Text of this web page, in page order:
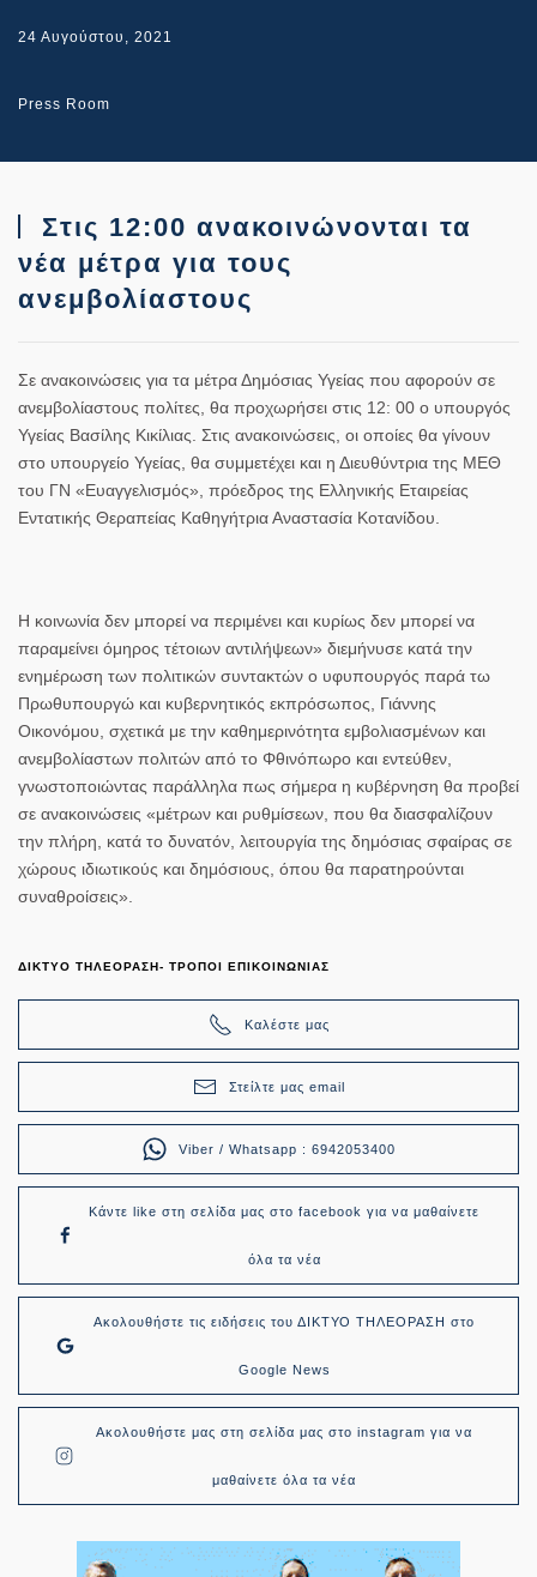
24 Αυγούστου, 2021
Press Room
Στις 12:00 ανακοινώνονται τα
νέα μέτρα για τους
ανεμβολίαστους
Σε ανακοινώσεις για τα μέτρα Δημόσιας Υγείας που αφορούν σε
ανεμβολίαστους πολίτες, θα προχωρήσει στις 12: 00 ο υπουργός
Υγείας Βασίλης Κικίλιας. Στις ανακοινώσεις, οι οποίες θα γίνουν
στο υπουργείο Υγείας, θα συμμετέχει και η Διευθύντρια της ΜΕΘ
του ΓΝ «Ευαγγελισμός», πρόεδρος της Ελληνικής Εταιρείας
Εντατικής Θεραπείας Καθηγήτρια Αναστασία Κοτανίδου.
Η κοινωνία δεν μπορεί να περιμένει και κυρίως δεν μπορεί να
παραμείνει όμηρος τέτοιων αντιλήψεων» διεμήνυσε κατά την
ενημέρωση των πολιτικών συντακτών ο υφυπουργός παρά τω
Πρωθυπουργώ και κυβερνητικός εκπρόσωπος, Γιάννης
Οικονόμου, σχετικά με την καθημερινότητα εμβολιασμένων και
ανεμβολίαστων πολιτών από το Φθινόπωρο και εντεύθεν,
γνωστοποιώντας παράλληλα πως σήμερα η κυβέρνηση θα προβεί
σε ανακοινώσεις «μέτρων και ρυθμίσεων, που θα διασφαλίζουν
την πλήρη, κατά το δυνατόν, λειτουργία της δημόσιας σφαίρας σε
χώρους ιδιωτικούς και δημόσιους, όπου θα παρατηρούνται
συναθροίσεις».
ΔΙΚΤΥΟ ΤΗΛΕΟΡΑΣΗ- ΤΡΟΠΟΙ ΕΠΙΚΟΙΝΩΝΙΑΣ
Καλέστε μας
Στείλτε μας email
Viber / Whatsapp : 6942053400
Κάντε like στη σελίδα μας στο facebook για να μαθαίνετε
όλα τα νέα
Ακολουθήστε τις ειδήσεις του ΔΙΚΤΥΟ ΤΗΛΕΟΡΑΣΗ στο
Google News
Ακολουθήστε μας στη σελίδα μας στο instagram για να
μαθαίνετε όλα τα νέα